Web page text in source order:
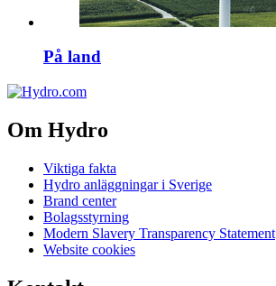
På land
Om Hydro
Viktiga fakta
Hydro anläggningar i Sverige
Brand center
Bolagsstyrning
Modern Slavery Transparency Statement
Website cookies